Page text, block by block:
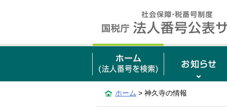
ホーム > 神久寺の情報